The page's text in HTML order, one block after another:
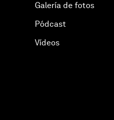
Galería de fotos
Pódcast
Vídeos